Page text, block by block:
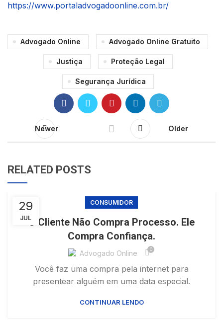
https://www.portaladvogadoonline.com.br/
Advogado Online Advogado Online Gratuito
Justiça Proteção Legal
Segurança Jurídica
Newer Older
RELATED POSTS
29
JUL
CONSUMIDOR
O Cliente Não Compra Processo. Ele
Compra Confiança.
Advogado Online 0
Você faz uma compra pela internet para
presentear alguém em uma data especial.
CONTINUAR LENDO